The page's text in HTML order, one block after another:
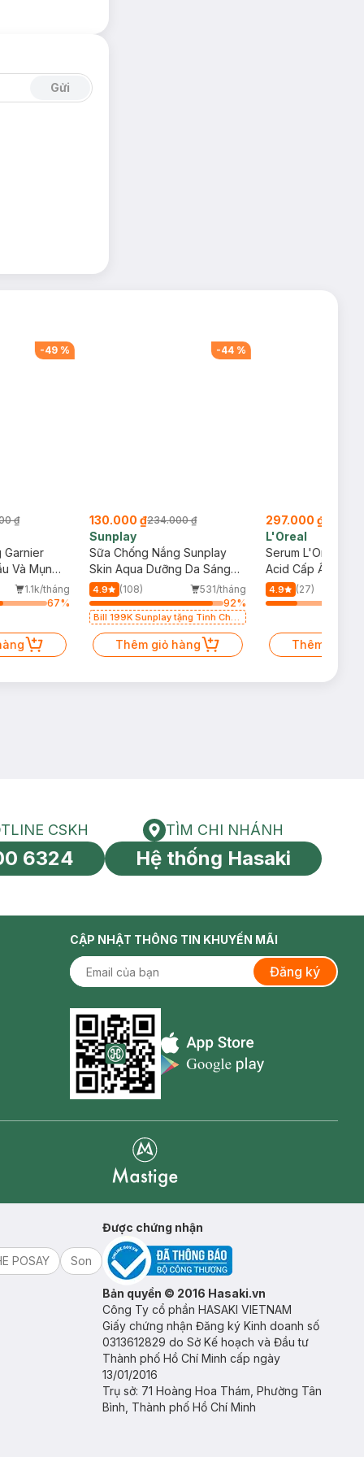
Gửi
234.000 ₫
Sữa Chống Nắng Sunplay
Skin Aqua Dưỡng Da Sáng
Mịn 55g
4.9 (108)
531/tháng
92%
Bill 199K Sunplay tặng Tinh Chất
Chống Nắng 7g trị giá 30K (SL có
hạn)
Thêm giỏ hàng
519.000 ₫
Serum L'Oreal Hyaluronic
Acid Cấp Ẩm Sáng Da 30ml
4.9 (27)
279/tháng
Thêm giỏ hàng
toàn cầu
HOTLINE CSKH
CSKH
6324
Tìm chi nhánh
TÌM CHI NHÁNH
Hệ thống Hasaki
CẬP NHẬT THÔNG TIN KHUYẾN MÃI
Đăng ký
Appstore icon
POSAY
Son
Được chứng nhận
Bản quyền © 2016 Hasaki.vn
Công Ty cổ phần HASAKI VIETNAM
Giấy chứng nhận Đăng ký Kinh doanh số
0313612829 do Sở Kế hoạch và Đầu tư
Thành phố Hồ Chí Minh cấp ngày
13/01/2016
Trụ sở: 71 Hoàng Hoa Thám, Phường Tân
Bình, Thành phố Hồ Chí Minh